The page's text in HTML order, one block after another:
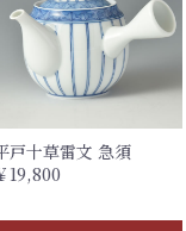
戸十草雷文 急須
19,800